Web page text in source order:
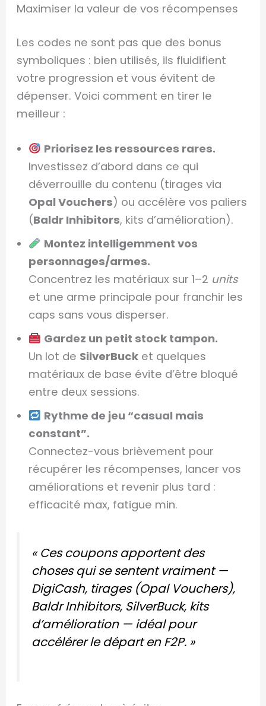
Maximiser la valeur de vos récompenses
Les codes ne sont pas que des bonus
symboliques : bien utilisés, ils fluidifient
votre progression et vous évitent de
dépenser. Voici comment en tirer le
meilleur :
Priorisez les ressources rares.
Investissez d’abord dans ce qui
déverrouille du contenu (tirages via
Opal Vouchers) ou accélère vos paliers
(Baldr Inhibitors, kits d’amélioration).
Montez intelligemment vos
personnages/armes.
Concentrez les matériaux sur 1–2 units
et une arme principale pour franchir les
caps sans vous disperser.
Gardez un petit stock tampon.
Un lot de SilverBuck et quelques
matériaux de base évite d’être bloqué
entre deux sessions.
Rythme de jeu “casual mais
constant”.
Connectez-vous brièvement pour
récupérer les récompenses, lancer vos
améliorations et revenir plus tard :
efficacité max, fatigue min.
« Ces coupons apportent des
choses qui se sentent vraiment —
DigiCash, tirages (Opal Vouchers),
Baldr Inhibitors, SilverBuck, kits
d’amélioration — idéal pour
accélérer le départ en F2P. »